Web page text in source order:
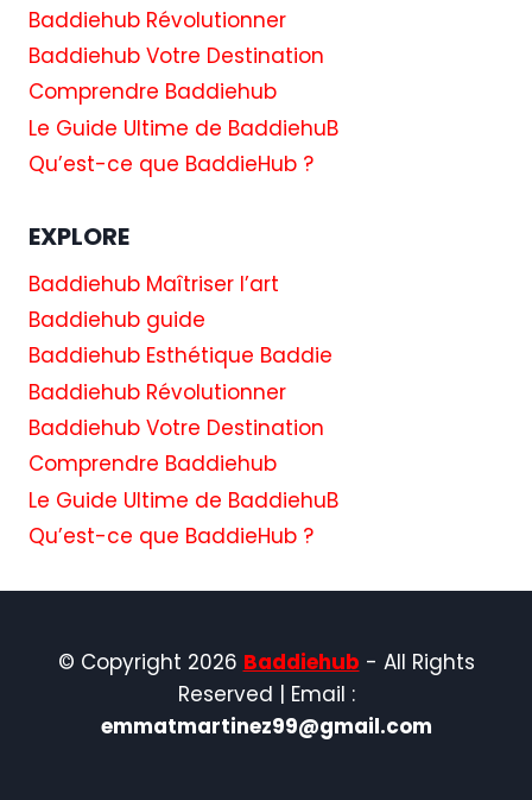
Baddiehub Révolutionner
Baddiehub Votre Destination
Comprendre Baddiehub
Le Guide Ultime de BaddiehuB
Qu’est-ce que BaddieHub ?
EXPLORE
Baddiehub Maîtriser l’art
Baddiehub guide
Baddiehub Esthétique Baddie
Baddiehub Révolutionner
Baddiehub Votre Destination
Comprendre Baddiehub
Le Guide Ultime de BaddiehuB
Qu’est-ce que BaddieHub ?
© Copyright 2026 Baddiehub - All Rights
Reserved | Email :
emmatmartinez99@gmail.com